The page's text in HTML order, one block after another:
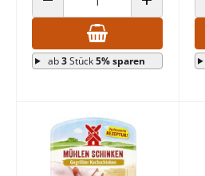
ANZAHL VERRINGERN ANZAHL
ab3Stück5% sparen